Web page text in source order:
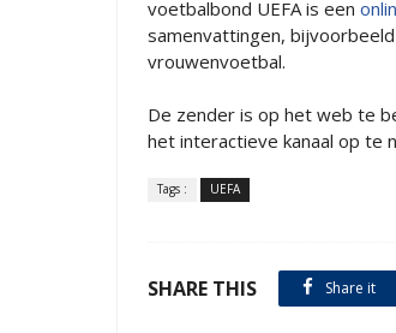
voetbalbond UEFA is een
samenvattingen,
vrouwenvoetbal.
De zender is op het web te
het interactieve kanaal op te
Tags : UEFA
SHARE THIS Share it